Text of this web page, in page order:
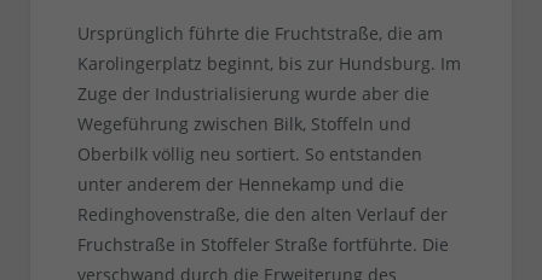
Ursprünglich führte die Fruchtstraße, die am
Karolingerplatz beginnt, bis zur Hundsburg. Im
Zuge der Industrialisierung wurde aber die
Wegeführung zwischen Bilk, Stoffeln und
Oberbilk völlig neu sortiert. So entstanden
unter anderem der Hennekamp und die
Redinghovenstraße, die den alten Verlauf der
Fruchstraße in Stoffeler Straße fortführte. Die
verschwand durch die Erweiterung des